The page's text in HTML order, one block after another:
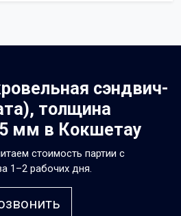
сэндвич-
толщина
мм в Кокшетау
стоимость партии с
1–2 рабочих дня.